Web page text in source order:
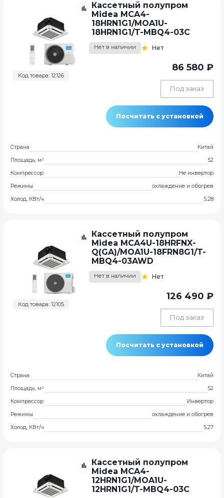
Код товара: 12126
Кассетный полупром
Midea MCA4-
18HRN1G1/MOA1U-
18HRN1G1/T-MBQ4-03C
Нет в наличии Нет
86 580 ₽
Под заказ
Посчитать с установкой
Страна
Китай
Площадь, м²
52
Компрессор
Не инвертор
Режимы
охлаждение и обогрев
Холод, КВт/ч
5.28
Код товара: 12105
Кассетный полупром
Midea MCA4U-18HRFNX-
Q(GA)/MOA1U-18FRN8G1/T-
MBQ4-03AWD
Нет в наличии Нет
126 490 ₽
Под заказ
Посчитать с установкой
Страна
Китай
Площадь, м²
52
Компрессор
Инвертор
Режимы
охлаждение и обогрев
Холод, КВт/ч
5.27
Кассетный полупром
Midea MCA4-
12HRN1G1/MOA1U-
12HRN1G1/T-MBQ4-03C